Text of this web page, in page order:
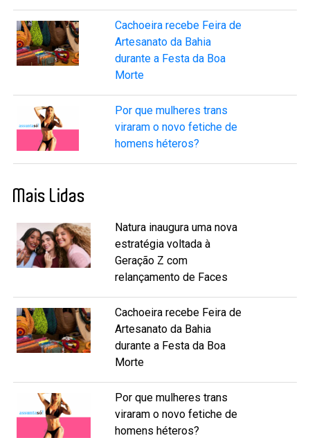
Cachoeira recebe Feira de
Artesanato da Bahia
durante a Festa da Boa
Morte
Por que mulheres trans
viraram o novo fetiche de
homens héteros?
Mais Lidas
Natura inaugura uma nova
estratégia voltada à
Geração Z com
relançamento de Faces
Cachoeira recebe Feira de
Artesanato da Bahia
durante a Festa da Boa
Morte
Por que mulheres trans
viraram o novo fetiche de
homens héteros?